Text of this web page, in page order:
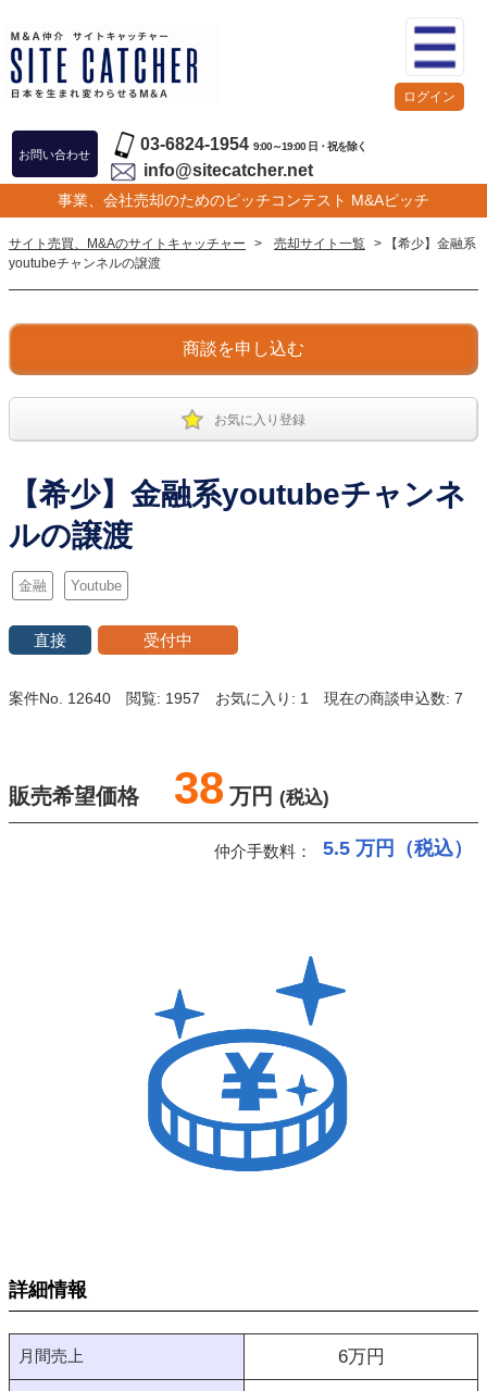
お問い合わせ
03-6824-1954 9:00～19:00 日・祝を除く
info@sitecatcher.net
事業、会社売却のためのピッチコンテスト M&Aピッチ
ログイン
サイト売買、M&Aのサイトキャッチャー > 売却サイト一覧 > 【希少】金融系
youtubeチャンネルの譲渡
商談を申し込む
お気に入り登録
【希少】金融系youtubeチャンネ
ルの譲渡
金融 Youtube
直接 受付中
案件No. 12640 閲覧: 1957 お気に入り: 1 現在の商談申込数: 7
販売希望価格 38 万円 (税込)
仲介手数料： 5.5 万円（税込）
詳細情報
月間売上 6万円